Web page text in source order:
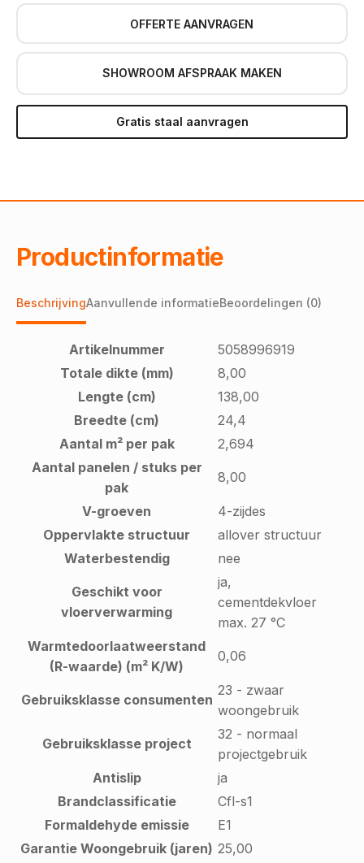
OFFERTE AANVRAGEN
SHOWROOM AFSPRAAK MAKEN
Gratis staal aanvragen
Productinformatie
BeschrijvingAanvullende informatieBeoordelingen (0)
Artikelnummer
5058996919
Totale dikte (mm)
8,00
Lengte (cm)
138,00
Breedte (cm)
24,4
Aantal m² per pak
2,694
Aantal panelen / stuks per
pak
8,00
V-groeven
4-zijdes
Oppervlakte structuur
allover structuur
Waterbestendig
nee
Geschikt voor
vloerverwarming
ja,
cementdekvloer
max. 27 °C
Warmtedoorlaatweerstand
(R-waarde) (m² K/W)
0,06
Gebruiksklasse consumenten
23 - zwaar
woongebruik
Gebruiksklasse project
32 - normaal
projectgebruik
Antislip
ja
Brandclassificatie
Cfl-s1
Formaldehyde emissie
E1
Garantie Woongebruik (jaren) 25,00